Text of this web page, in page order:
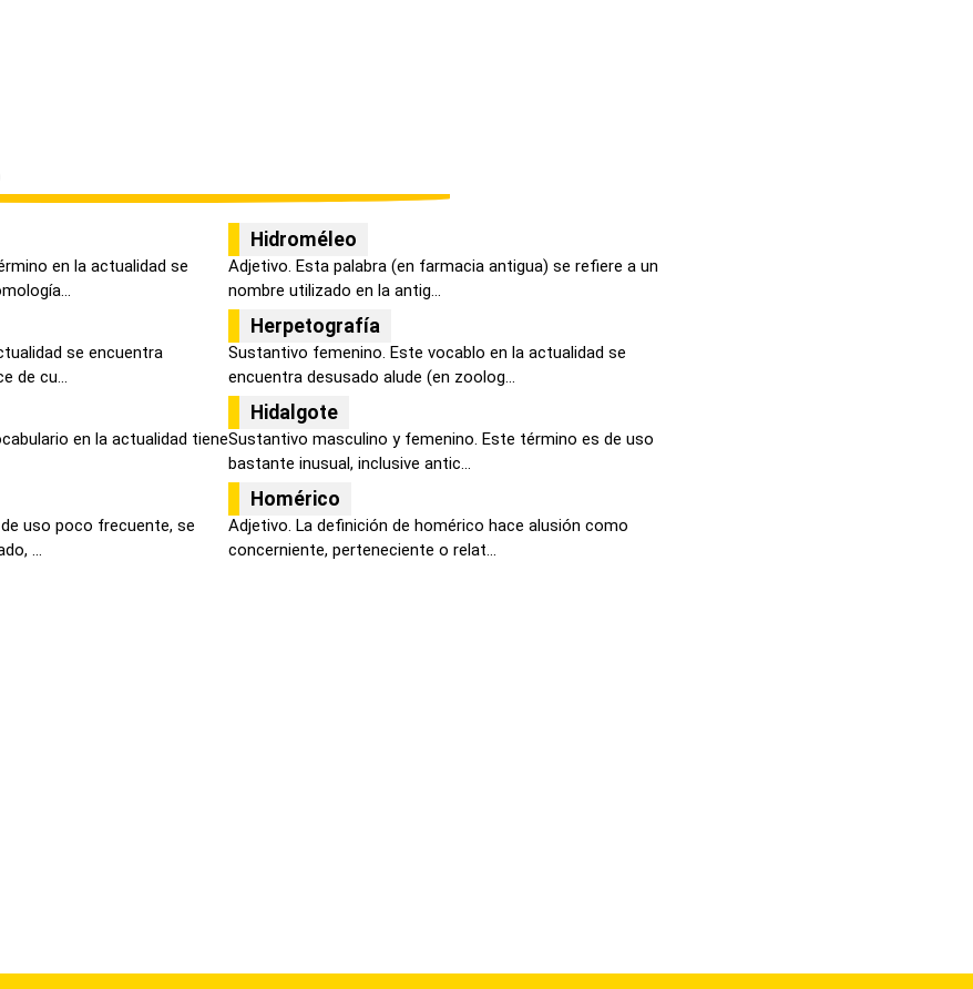
en la actualidad se
Hidroméleo
Adjetivo. Esta palabra (en farmacia antigua) se refiere a un
nombre utilizado en la antig...
se encuentra
de cu...
Herpetografía
Sustantivo femenino. Este vocablo en la actualidad se
encuentra desusado alude (en zoolog...
en la actualidad tiene
Hidalgote
Sustantivo masculino y femenino. Este término es de uso
bastante inusual, inclusive antic...
uso poco frecuente, se
...
Homérico
Adjetivo. La definición de homérico hace alusión como
concerniente, perteneciente o relat...